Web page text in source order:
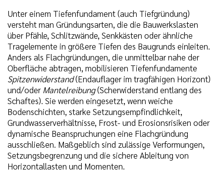
Unter einem Tiefenfundament (auch Tiefgründung)
versteht man Gründungsarten, die die Bauwerkslasten
über Pfähle, Schlitzwände, Senkkästen oder ähnliche
Tragelemente in größere Tiefen des Baugrunds einleiten.
Anders als Flachgründungen, die unmittelbar nahe der
Oberfläche abtragen, mobilisieren Tiefenfundamente
Spitzenwiderstand(Endauflager im tragfähigen Horizont)
und/oder Mantelreibung(Scherwiderstand entlang des
Schaftes). Sie werden eingesetzt, wenn weiche
Bodenschichten, starke Setzungsempfindlichkeit,
Grundwasserverhältnisse, Frost- und Erosionsrisiken oder
dynamische Beanspruchungen eine Flachgründung
ausschließen. Maßgeblich sind zulässige Verformungen,
Setzungsbegrenzung und die sichere Ableitung von
Horizontallasten und Momenten.